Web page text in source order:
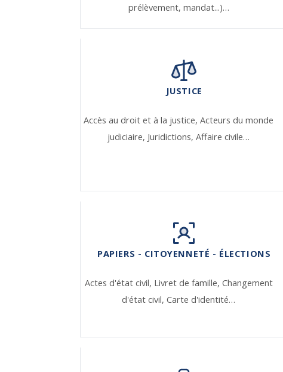
prélèvement, mandat...)…
JUSTICE
Accès au droit et à la justice,Acteurs du monde
judiciaire, Juridictions,Affaire civile…
PAPIERS - CITOYENNETÉ - ÉLECTIONS
Actes d'état civil, Livret de famille, Changement
d'état civil,Carte d'identité…